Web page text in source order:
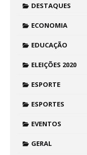
DESTAQUES
ECONOMIA
EDUCAÇÃO
ELEIÇÕES 2020
ESPORTE
ESPORTES
EVENTOS
GERAL